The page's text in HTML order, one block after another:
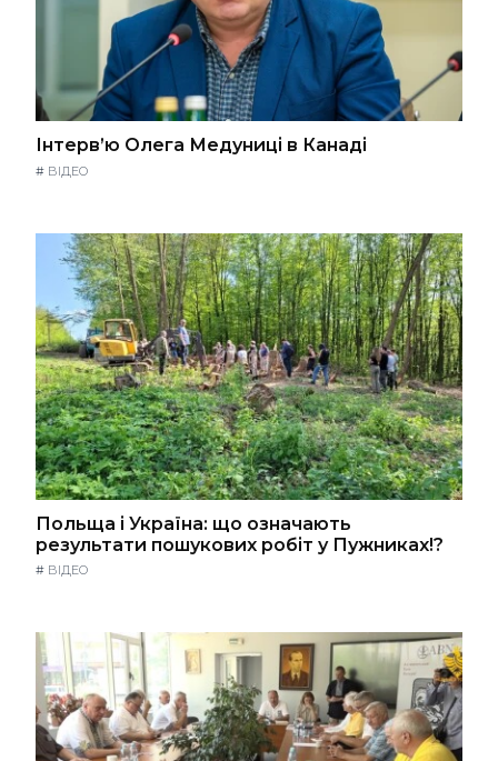
Інтерв’ю Олега Медуниці в Канаді
# ВІДЕО
Польща і Україна: що означають
результати пошукових робіт у Пужниках!?
# ВІДЕО